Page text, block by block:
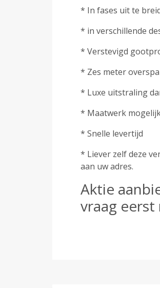
* In fases uit te
* in verschillende
* Verstevigd
* Zes meter
* Luxe uitstraling
* Maatwerk
* Snelle levertijd
* Liever zelf deze
aan uw adres.
Aktie
vraag